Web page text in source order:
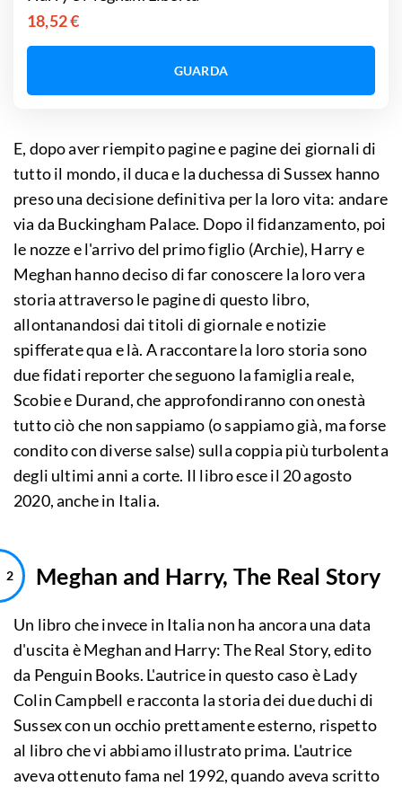
18,52 €
GUARDA
E, dopo aver riempito pagine e pagine dei giornali di
tutto il mondo, il duca e la duchessa di Sussex hanno
preso una decisione definitiva per la loro vita: andare
via da Buckingham Palace. Dopo il fidanzamento, poi
le nozze e l'arrivo del primo figlio (Archie), Harry e
Meghan hanno deciso di far conoscere la loro vera
storia attraverso le pagine di questo libro,
allontanandosi dai titoli di giornale e notizie
spifferate qua e là. A raccontare la loro storia sono
due fidati reporter che seguono la famiglia reale,
Scobie e Durand, che approfondiranno con onestà
tutto ciò che non sappiamo (o sappiamo già, ma forse
condito con diverse salse) sulla coppia più turbolenta
degli ultimi anni a corte. Il libro esce il 20 agosto
2020, anche in Italia.
Meghan and Harry, The Real Story
Un libro che invece in Italia non ha ancora una data
d'uscita è Meghan and Harry: The Real Story, edito
da Penguin Books. L'autrice in questo caso è Lady
Colin Campbell e racconta la storia dei due duchi di
Sussex con un occhio prettamente esterno, rispetto
al libro che vi abbiamo illustrato prima. L'autrice
aveva ottenuto fama nel 1992, quando aveva scritto